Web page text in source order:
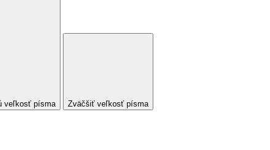
veľkosť písma Zväčšiť veľkosť písma